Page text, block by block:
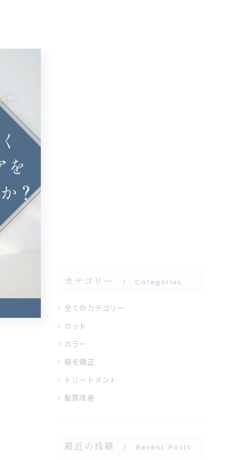
カテゴリー Categories
全てのカテゴリー
カット
カラー
縮毛矯正
トリートメント
髪質改善
最近の投稿 Recent Posts